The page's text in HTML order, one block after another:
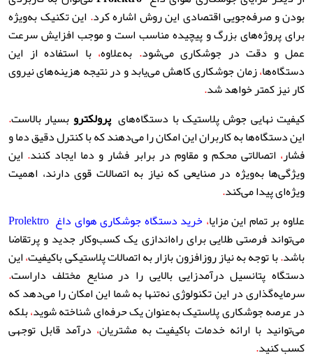
بودن و صرفه‌جویی اقتصادی این روش اشاره کرد. این تکنیک به‌ویژه
برای پروژه‌های بزرگ و پیچیده مناسب است و موجب افزایش سرعت
عمل و دقت در جوشکاری می‌شود. به‌علاوه، با استفاده از این
دستگاه‌ها،زمان جوشکاری کاهش می‌یابد و در نتیجه هزینه‌های نیروی
کار نیز کمتر خواهد شد.
کیفیت نهایی جوش پلاستیک با دستگاه‌هایپرولکتروبسیار بالاست.
این دستگاه‌ها به کاربران این امکان را می‌دهند که با کنترل دقیق دما و
فشار، اتصالاتی محکم و مقاوم در برابر فشار و دما ایجاد کنند. این
ویژگی‌ها به‌ویژه در صنایعی که نیاز به اتصالات قوی دارند، اهمیت
ویژه‌ای پیدا می‌کند.
علاوه بر تمام این مزایا،خرید دستگاه جوشکاری هوای داغ Prolektro
می‌تواند فرصتی طلایی برای راه‌اندازی یک کسب‌وکار جدید و پرتقاضا
باشد.با توجه به نیاز روزافزون بازار به اتصالات پلاستیکی باکیفیت،این
دستگاه پتانسیل درآمدزایی بالایی را در صنایع مختلف داراست.
سرمایه‌گذاری در این تکنولوژی نه‌تنها به شما این امکان را می‌دهد که
در عرصه جوشکاری پلاستیک به‌عنوان یک حرفه‌ای شناخته شوید،بلکه
می‌توانید با ارائه خدمات باکیفیت به مشتریان، درآمد قابل توجهی
کسب کنید.